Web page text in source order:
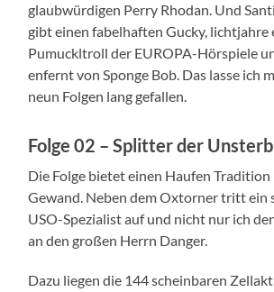
glaubwürdigen Perry Rhodan. Und
gibt einen fabelhaften Gucky,
Pumuckltroll der EUROPA-Hörspiele
enfernt von Sponge Bob. Das lasse ich
neun Folgen lang gefallen.
Folge 02 – Splitter der
Die Folge bietet einen Haufen
Gewand. Neben dem Oxtorner tritt ein
USO-Spezialist auf und nicht nur ich
an den großen Herrn Danger.
Dazu liegen die 144 scheinbaren